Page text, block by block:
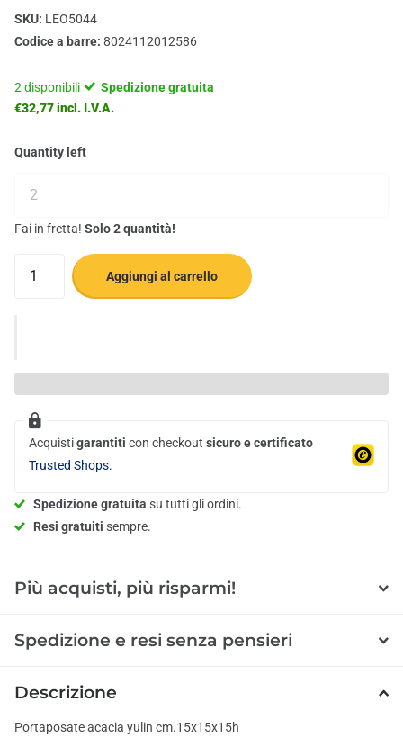
SKU: LEO5044
Codice a barre: 8024112012586
2 disponibili
Spedizione gratuita
€32,77 incl. I.V.A.
Quantity left
Fai in fretta! Solo 2 quantità!
Aggiungi al carrello
Acquistigarantiti con checkout sicuro e certificato
Trusted Shops.
Spedizione gratuita su tutti gli ordini.
Resi gratuiti sempre.
Più acquisti, più risparmi!
Spedizione e resi senza pensieri
Descrizione
Portaposate acacia yulin cm.15x15x15h